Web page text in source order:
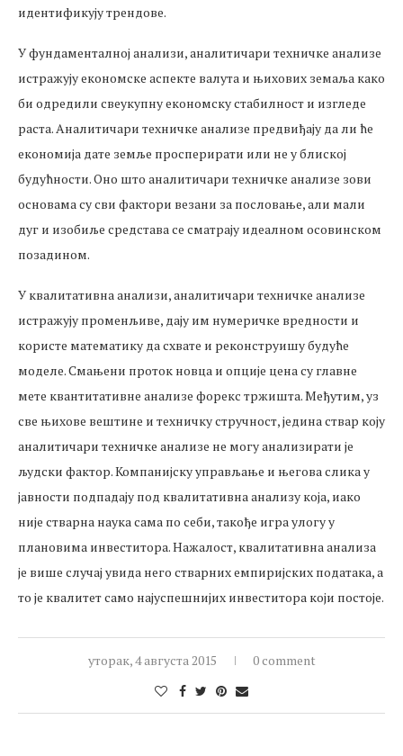
идентификују трендове.
У фундаменталној анализи, аналитичари техничке анализе
истражују економске аспекте валута и њихових земаља како
би одредили свеукупну економску стабилност и изгледе
раста. Аналитичари техничке анализе предвиђају да ли ће
економија дате земље просперирати или не у блиској
будућности. Оно што аналитичари техничке анализе зови
основама су сви фактори везани за пословање, али мали
дуг и изобиље средстава се сматрају идеалном осовинском
позадином.
У квалитативна анализи, аналитичари техничке анализе
истражују променљиве, дају им нумеричке вредности и
користе математику да схвате и реконструишу будуће
моделе. Смањени проток новца и опције цена су главне
мете квантитативне анализе форекс тржишта. Међутим, уз
све њихове вештине и техничку стручност, једина ствар коју
аналитичари техничке анализе не могу анализирати је
људски фактор. Компанијску управљање и његова слика у
јавности подпадају под квалитативна анализу која, иако
није стварна наука сама по себи, такође игра улогу у
плановима инвеститора. Нажалост, квалитативна анализа
је више случај увида него стварних емпиријских података, а
то је квалитет само најуспешнијих инвеститора који постоје.
уторак, 4 августа 2015 0 comment